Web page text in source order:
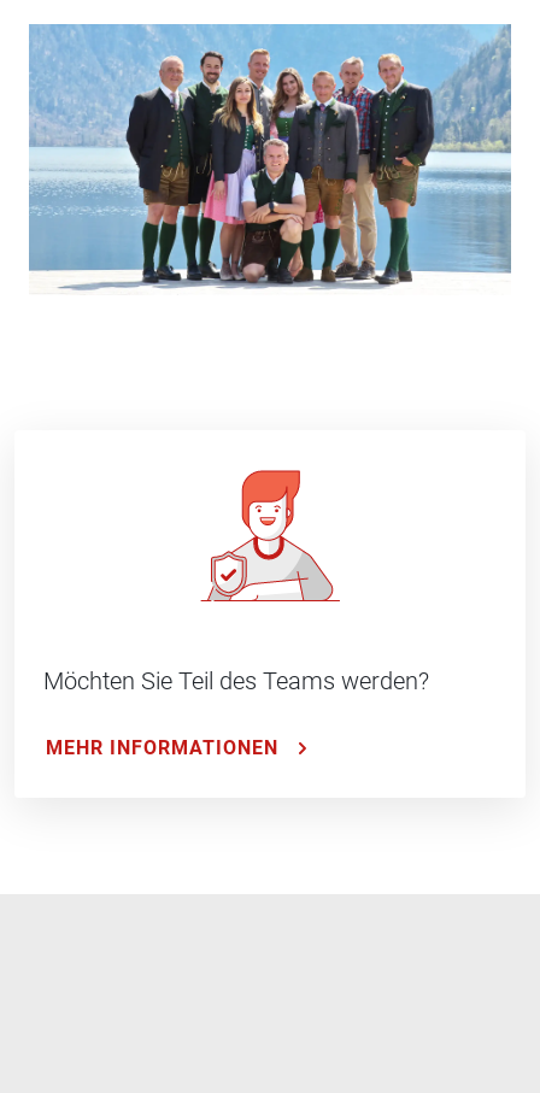
Möchten Sie Teil des Teams werden?
MEHR INFORMATIONEN